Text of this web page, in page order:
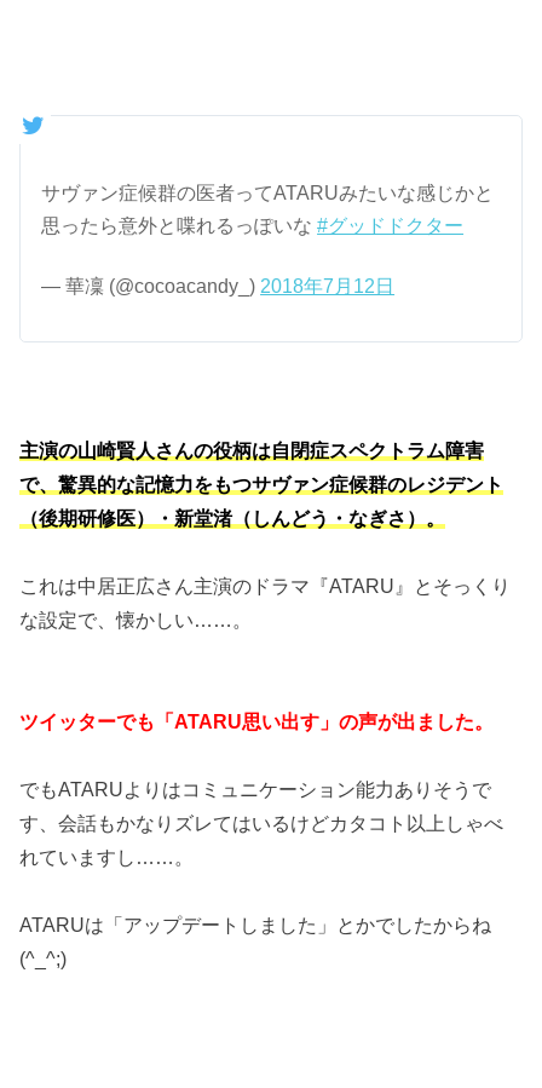
サヴァン症候群の医者ってATARUみたいな感じかと
思ったら意外と喋れるっぽいな#グッドドクター
— 華凜 (@cocoacandy_) 2018年7月12日
主演の山崎賢人さんの役柄は自閉症スペクトラム障害
で、驚異的な記憶力をもつサヴァン症候群のレジデント
（後期研修医）・新堂渚（しんどう・なぎさ）。
これは中居正広さん主演のドラマ『ATARU』とそっくり
な設定で、懐かしい……。
ツイッターでも「ATARU思い出す」の声が出ました。
でもATARUよりはコミュニケーション能力ありそうで
す、会話もかなりズレてはいるけどカタコト以上しゃべ
れていますし……。
ATARUは「アップデートしました」とかでしたからね
(^_^;)